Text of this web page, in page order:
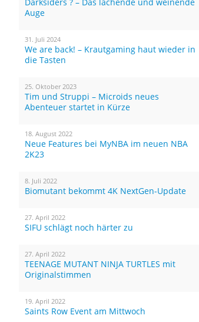
Auge
31. Juli 2024
We are back! – Krautgaming haut wieder in
die Tasten
25. Oktober 2023
Tim und Struppi – Microids neues
Abenteuer startet in Kürze
18. August 2022
Neue Features bei MyNBA im neuen NBA
2K23
8. Juli 2022
Biomutant bekommt 4K NextGen-Update
27. April 2022
SIFU schlägt noch härter zu
27. April 2022
TEENAGE MUTANT NINJA TURTLES mit
Originalstimmen
19. April 2022
Saints Row Event am Mittwoch